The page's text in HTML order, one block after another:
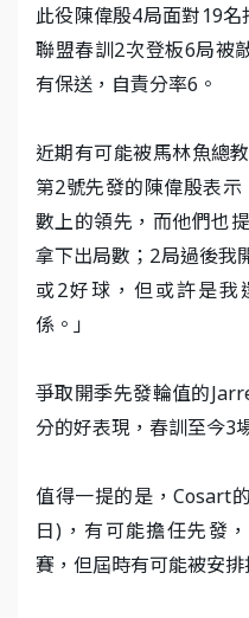
此役陳偉殷4局面對19
聯盟春訓2次登板6局被
有保送，自責分率6。
近期有可能被馬林魚總
第2號先發的陳偉殷表
數上的領先，而他們也
拿下出局數；2局過後我
或2好球，但或許是我
係。」
爭取開季先發輪值的
分的好表現，春訓至今3
值得一提的是，Cosart
日)，有可能擔任先發
賽，但屆時有可能被安